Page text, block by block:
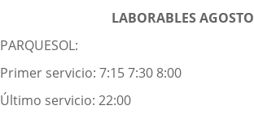
LABORABLES AGOSTO
PARQUESOL:
Primer servicio: 7:15 7:30 8:00
Último servicio: 22:00